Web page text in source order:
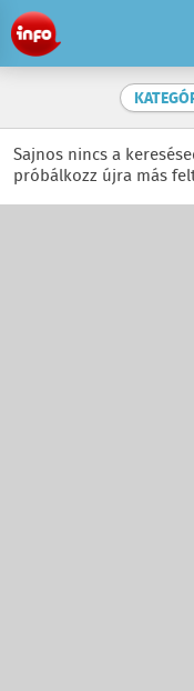
Sajnos nincs a
próbálkozz újra más